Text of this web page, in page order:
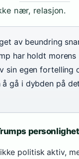
nær, relasjon.
av beundring
har holdt morens
sin egen fortelling
å gå i dybden på
personlighet
politisk aktiv,